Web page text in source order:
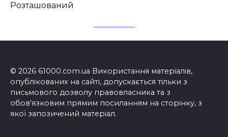
Розташований
© 2026 61000.com.ua Використання матеріалів,
опублікованих на сайті, допускається тільки з
письмового дозволу правовласника та з
обов'язковим прямим посиланням на сторінку, з
якої запозичений матеріал.